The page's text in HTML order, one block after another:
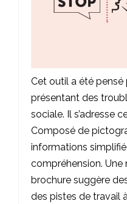
Cet outil a été pensé
présentant des
sociale. Il s’adresse
Composé de
informations
compréhension. Une
brochure suggère
des pistes de travail